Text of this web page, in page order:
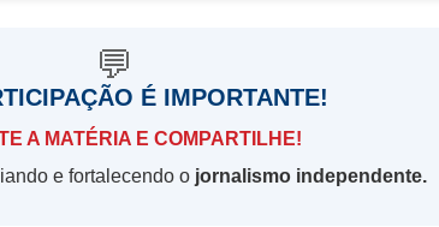
💬
É IMPORTANTE!
A MATÉRIA E COMPARTILHE!
e fortalecendo o jornalismo independente.